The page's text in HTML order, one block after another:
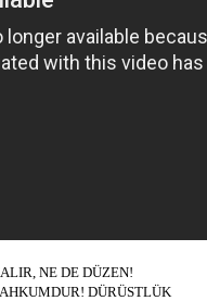
NE DE DÜZEN!
DÜRÜSTLÜK